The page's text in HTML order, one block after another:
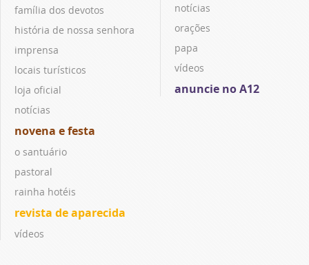
família dos devotos
história de nossa senhora
imprensa
locais turísticos
loja oficial
notícias
novena e festa
o santuário
pastoral
rainha hotéis
revista de aparecida
vídeos
notícias
orações
papa
vídeos
anuncie no A12